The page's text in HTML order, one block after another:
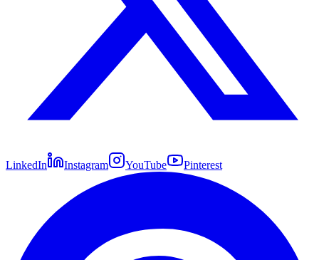
LinkedIn Instagram YouTube Pinterest